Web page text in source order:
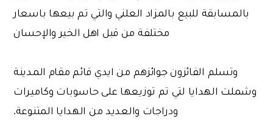
بالمسابقة للبيع بالمزاد العلني والتي تم بيعها باسعار
مختلفة من قبل اهل الخير والإحسان
وتسلم الفائزون جوائزهم من ايدي قائم مقام المدينة
وشملت الهدايا لتي تم توزيعها على حاسوبات وكاميرات
ودراجات والعديد من الهدايا المتنوعة.